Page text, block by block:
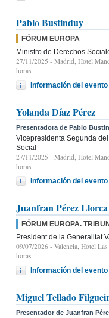
Pablo Bustinduy
FÓRUM EUROPA
Ministro de Derechos
27/11/2025 - Madrid, Hotel
horas
Información del evento
Yolanda Díaz Pérez
Presentadora de Pablo
Vicepresidenta Segunda
Social
27/11/2025 - Madrid, Hotel
horas
Información del evento
Juanfran Pérez Llorca
FÓRUM EUROPA.
President de la Generalitat
09/07/2026 - Valencia, Hotel
horas
Información del evento
Miguel Tellado
Presentador de Juanfran